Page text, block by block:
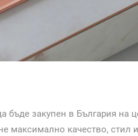
бъде закупен в България на
максимално качество, стил